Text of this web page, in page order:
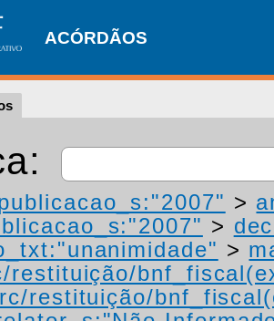
ACÓRDÃOS
>
>
>
restituição/
restituição/